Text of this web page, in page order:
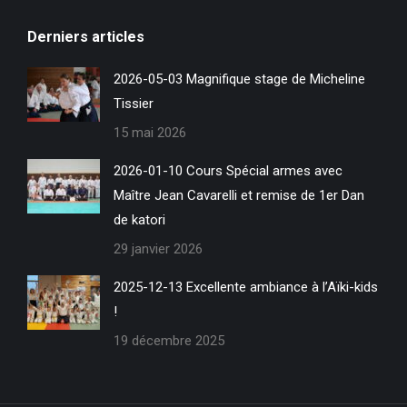
Facebook
s'ouvre
dans
une
fenêtre
Site
Web
s'ouvre
dans
nouvelle
fenêtre
Derniers articles
2026-05-03 Magnifique stage de Micheline
Tissier
15 mai 2026
2026-01-10 Cours Spécial armes avec
Maître Jean Cavarelli et remise de 1er Dan
de katori
29 janvier 2026
2025-12-13 Excellente ambiance à l’Aïki-kids
!
19 décembre 2025